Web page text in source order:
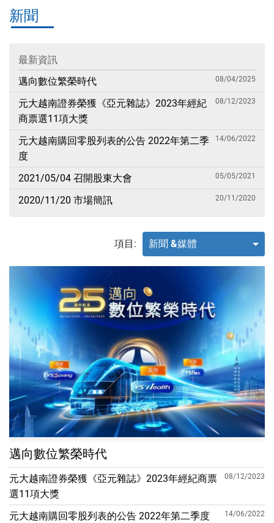
新聞
最新資訊
邁向數位繁榮時代
08/04/2025
元大越南證券榮獲《亞元雜誌》2023年經紀
商票選11項大獎
08/12/2023
元大越南購回零股列表的公告 2022年第二季
度
14/06/2022
2021/05/04 召開股東大會 05/05/2021
2020/11/20 市場簡訊 20/11/2020
項目: 新聞 &媒體
邁向數位繁榮時代
元大越南證券榮獲《亞元雜誌》2023年經紀商票
選11項大獎
08/12/2023
元大越南購回零股列表的公告 2022年第二季度 14/06/2022